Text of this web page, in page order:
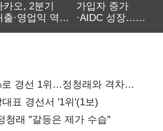
카오, 2분기
출·영업익 역대
가입자 증가
·AIDC 성장…
로 경선 1위…정청래와 격차
표 경선서 '1위'(1보)
래 "갈등은 제가 수습"